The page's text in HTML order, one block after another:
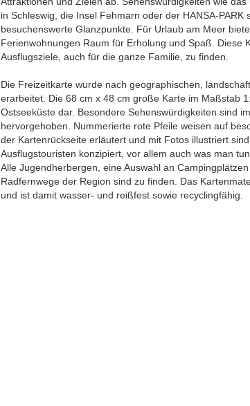
in Schleswig, die Insel Fehmarn oder der HANSA-
besuchenswerte Glanzpunkte. Für Urlaub am Meer
Ferienwohnungen Raum für Erholung und Spaß. Diese
Ausflugsziele, auch für die ganze Familie, zu finden.
Die Freizeitkarte wurde nach geographischen,
erarbeitet. Die 68 cm x 48 cm große Karte im Maßstab
Ostseeküste dar. Besondere Sehenswürdigkeiten sind
hervorgehoben. Nummerierte rote Pfeile weisen auf
der Kartenrückseite erläutert und mit Fotos illustriert
Ausflugstouristen konzipiert, vor allem auch was man
Alle Jugendherbergen, eine Auswahl an
Radfernwege der Region sind zu finden. Das
und ist damit wasser- und reißfest sowie recyclingfähig.